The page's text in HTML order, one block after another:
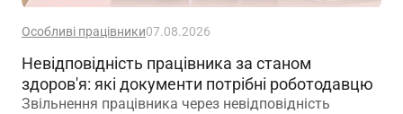
Особливі працівники07.08.2026
Невідповідність працівника за станом
здоров'я: які документи потрібні роботодавцю
Звільнення працівника через невідповідність